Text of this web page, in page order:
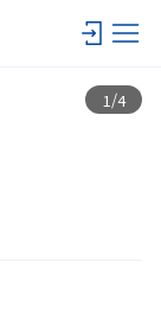
1 /4
목록 보기